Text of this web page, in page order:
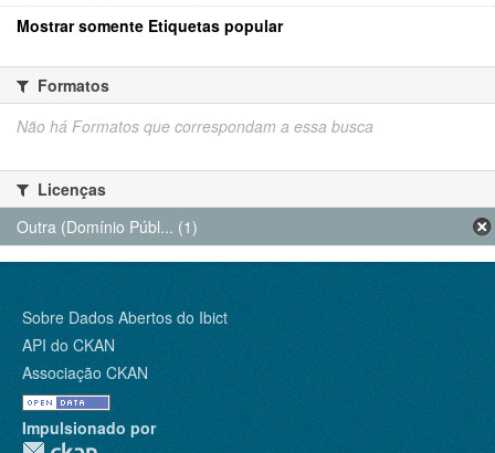
Mostrar somente Etiquetas popular
Formatos
Não há Formatos que correspondam a essa busca
Licenças
Outra (Domínio Públ... (1)
Sobre Dados Abertos do Ibict
API do CKAN
Associação CKAN
Impulsionado por